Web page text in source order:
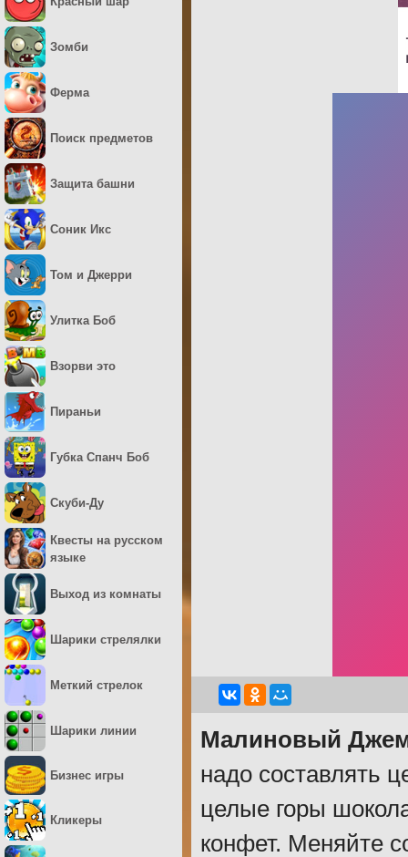
Малиновый
надо составлять
целые горы
конфет. Меняйте
Зомби
Ферма
Поиск предметов
Защита башни
Соник Икс
Том и Джерри
Улитка Боб
Взорви это
Пираньи
Губка Спанч Боб
Скуби-Ду
Квесты на русском
языке
Выход из комнаты
Шарики стрелялки
Меткий стрелок
Шарики линии
Бизнес игры
Кликеры